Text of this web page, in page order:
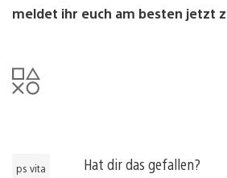
meldet ihr euch am besten jetzt
ps vita
Hat dir das gefallen?